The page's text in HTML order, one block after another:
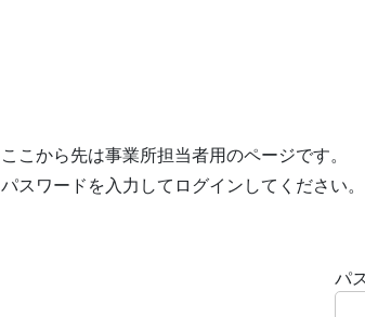
ここから先は事業所担当者用のページです。
パスワードを入力してログインしてください。
パ